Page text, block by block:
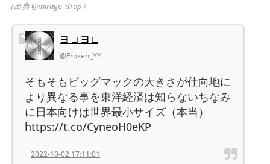
（出典 @mirage_drop）
ヨ □ ヨ □
@Frozen_YY
そもそもビッグマックの大きさが仕向地に
より異なる事を東洋経済は知らないちなみ
に日本向けは世界最小サイズ（本当）
https://t.co/CyneoH0eKP
2022-10-02 17:11:01